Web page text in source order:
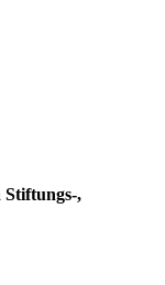
Stiftungs-,